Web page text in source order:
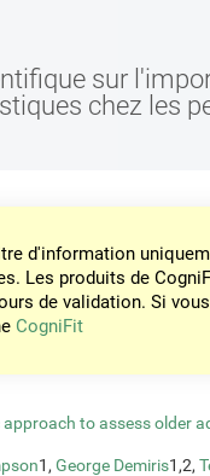
sur
chez les
d'information
Les produits de
de validation. Si
CogniFit
to assess older
1, George Demiris1,2,